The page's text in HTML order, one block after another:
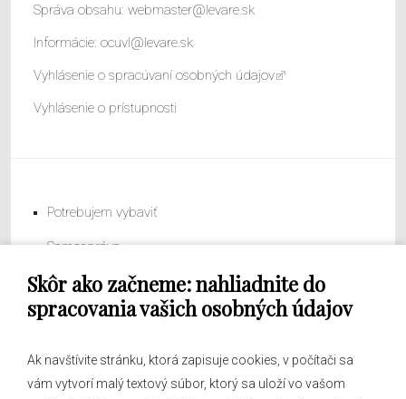
Skôr ako začneme: nahliadnite do
spracovania vašich osobných údajov
Ak navštívite stránku, ktorá zapisuje cookies, v počítači sa
vám vytvorí malý textový súbor, ktorý sa uloží vo vašom
Správa obsahu: webmaster@levare.sk
Informácie: ocuvl@levare.sk
Vyhlásenie o spracúvaní osobných údajov
Vyhlásenie o prístupnosti
Potrebujem vybaviť
Samospráva
Obecný úrad
O obci